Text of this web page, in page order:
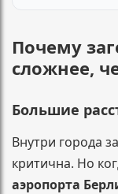
Почему
сложнее,
Большие
Внутри города
критична. Но
аэропорта